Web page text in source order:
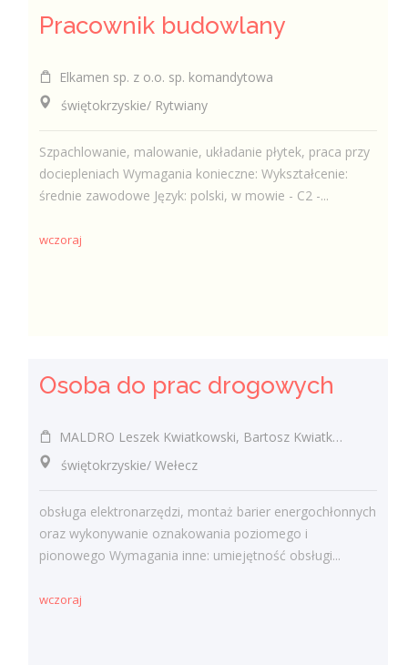
Pracownik budowlany
Elkamen sp. z o.o. sp. komandytowa
świętokrzyskie/ Rytwiany
Szpachlowanie, malowanie, układanie płytek, praca przy
dociepleniach Wymagania konieczne: Wykształcenie:
średnie zawodowe Język: polski, w mowie - C2 -...
wczoraj
Osoba do prac drogowych
MALDRO Leszek Kwiatkowski, Bartosz Kwiatkowski, Szymon Kwiatkowski spółka cywilna
świętokrzyskie/ Wełecz
obsługa elektronarzędzi, montaż barier energochłonnych
oraz wykonywanie oznakowania poziomego i
pionowego Wymagania inne: umiejętność obsługi...
wczoraj